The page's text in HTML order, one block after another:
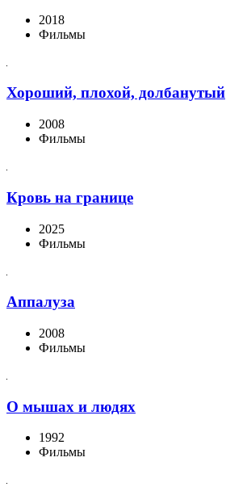
2018
Фильмы
Хороший, плохой, долбанутый
2008
Фильмы
Кровь на границе
2025
Фильмы
Аппалуза
2008
Фильмы
О мышах и людях
1992
Фильмы